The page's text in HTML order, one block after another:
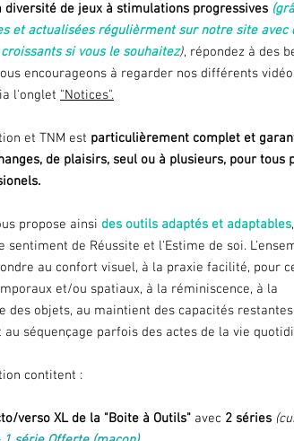
diversité de jeux à stimulations progressives
et actualisées régulièrment sur notre site avec
si vous le souhaitez), répondez à des
encourageons à regarder nos différents
l'onglet "Notices".
et TNM est particulièrement complet et
de plaisirs, seul ou à plusieurs, pour tous
propose ainsi des outils adaptés et adaptables
sentiment de Réussite et l'Estime de soi.
au confort visuel, à la praxie facilité, pour
et/ou spatiaux, à la réminiscence, à la
des objets, au maintient des capacités
séquençage parfois des actes de la vie
contitent :
verso XL de la "Boite à Outils" avec 2 séries